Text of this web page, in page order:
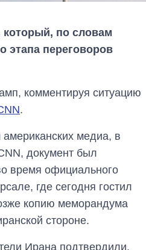
по словам
этапа переговоров
комментируя ситуацию
.
медиа, в
документ был
время официального
где сегодня гостил
копию меморандума
стороне.
Ирана подтвердили,
картофеля